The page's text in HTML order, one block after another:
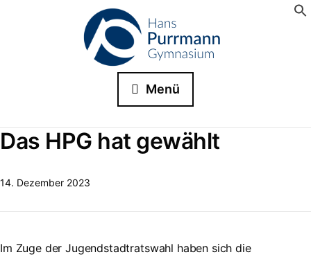
Menü
Das HPG hat gewählt
14. Dezember 2023
Im Zuge der Jugendstadtratswahl haben sich die